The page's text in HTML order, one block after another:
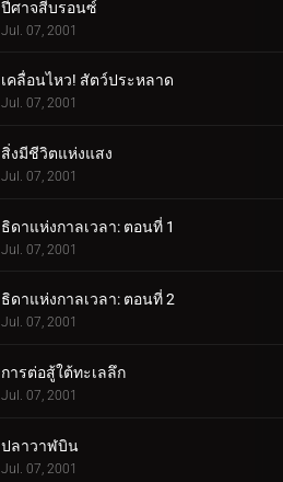
ปีศาจสีบรอนซ์
Jul. 07, 2001
เคลื่อนไหว! สัตว์ประหลาด
Jul. 07, 2001
สิ่งมีชีวิตแห่งแสง
Jul. 07, 2001
ธิดาแห่งกาลเวลา: ตอนที่ 1
Jul. 07, 2001
ธิดาแห่งกาลเวลา: ตอนที่ 2
Jul. 07, 2001
การต่อสู้ใต้ทะเลลึก
Jul. 07, 2001
ปลาวาฬบิน
Jul. 07, 2001